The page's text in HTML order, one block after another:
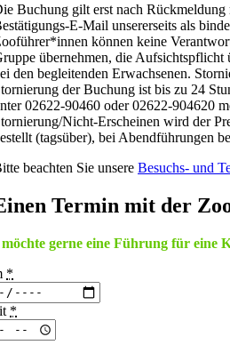
Buchung gilt erst nach Rückmeldung
E-Mail unsererseits als
können keine
übernehmen, die
den begleitenden Erwachsenen.
der Buchung ist bis zu 24
02622-90460 oder 02622-904620
Nicht-Erscheinen wird der
(tagsüber), bei Abendführungen
beachten Sie unsere Besuchs- und
Termin mit der
gerne eine Führung für eine
*
*